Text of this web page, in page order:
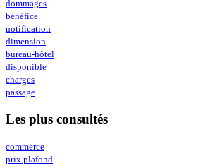
dommages
bénéfice
notification
dimension
bureau-hôtel
disponible
charges
passage
Les plus consultés
commerce
prix plafond